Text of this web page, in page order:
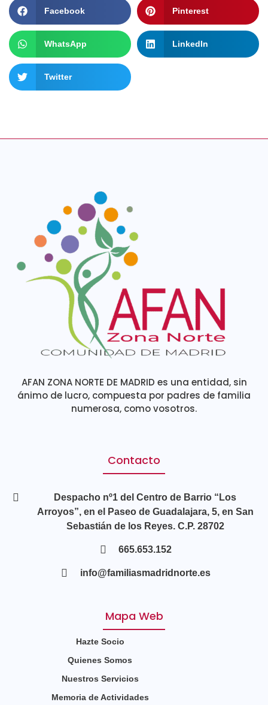
Facebook Pinterest
WhatsApp LinkedIn
Twitter
AFAN ZONA NORTE DE MADRID es una entidad, sin
ánimo de lucro, compuesta por padres de familia
numerosa, como vosotros.
Contacto
Despacho nº1 del Centro de Barrio “Los
Arroyos”, en el Paseo de Guadalajara, 5, en San
Sebastián de los Reyes. C.P. 28702
665.653.152
info@familiasmadridnorte.es
Mapa Web
Hazte Socio
Quienes Somos
Nuestros Servicios
Memoria de Actividades